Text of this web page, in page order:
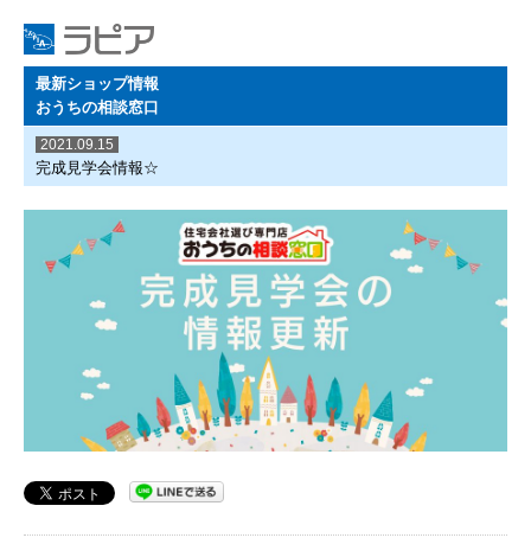
最新ショップ情報
おうちの相談窓口
2021.09.15
完成見学会情報☆